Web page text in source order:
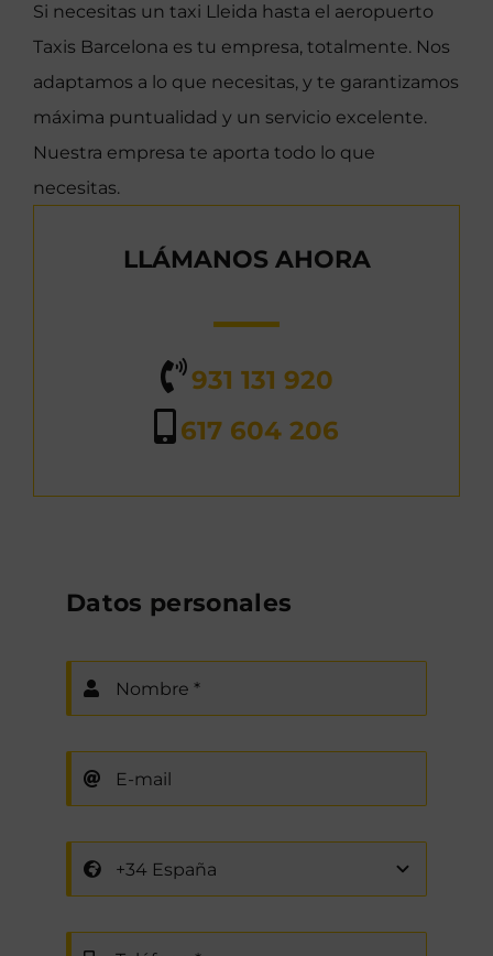
Si necesitas un taxi Lleida hasta el aeropuerto
Taxis Barcelona es tu empresa, totalmente. Nos
adaptamos a lo que necesitas, y te garantizamos
máxima puntualidad y un servicio excelente.
Nuestra empresa te aporta todo lo que
necesitas.
LLÁMANOS AHORA
931 131 920
617 604 206
Datos personales